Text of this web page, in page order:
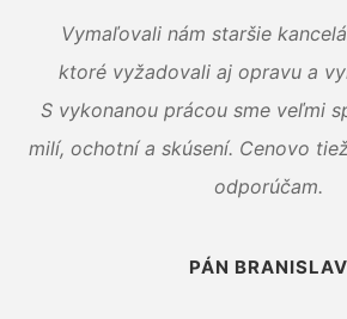
Vymaľovali nám staršie
ktoré vyžadovali aj opravu a
S vykonanou prácou sme veľmi
milí, ochotní a skúsení. Cenovo
odporúčam.
PÁN BRANISLAV